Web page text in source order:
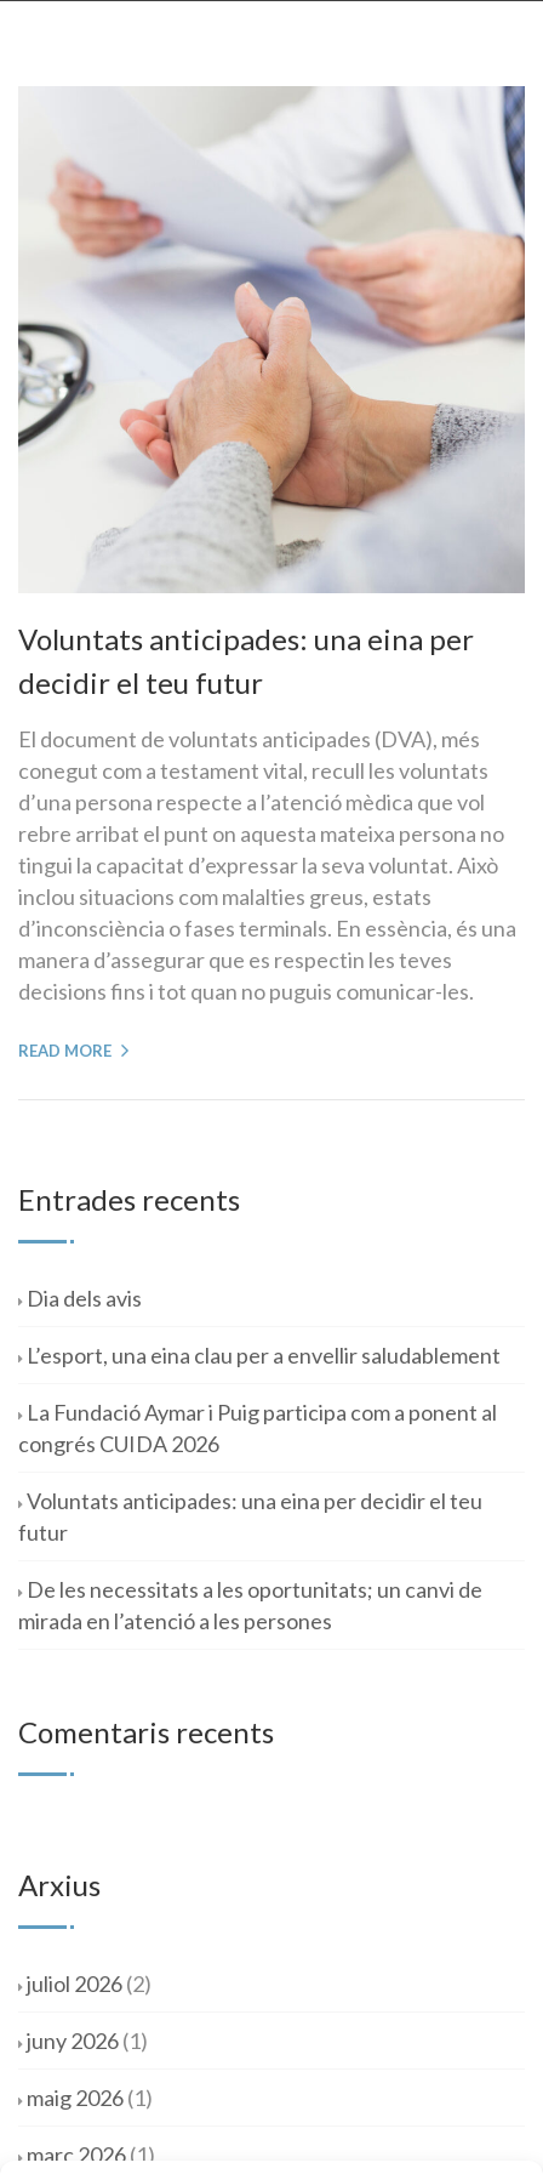
Voluntats anticipades: una eina per
decidir el teu futur
El document de voluntats anticipades (DVA), més
conegut com a testament vital, recull les voluntats
d’una persona respecte a l’atenció mèdica que vol
rebre arribat el punt on aquesta mateixa persona no
tingui la capacitat d’expressar la seva voluntat. Això
inclou situacions com malalties greus, estats
d’inconsciència o fases terminals. En essència, és una
manera d’assegurar que es respectin les teves
decisions fins i tot quan no puguis comunicar-les.
READ MORE
Entrades recents
Dia dels avis
L’esport, una eina clau per a envellir saludablement
La Fundació Aymar i Puig participa com a ponent al
congrés CUIDA 2026
Voluntats anticipades: una eina per decidir el teu
futur
De les necessitats a les oportunitats; un canvi de
mirada en l’atenció a les persones
Comentaris recents
Arxius
juliol 2026(2)
juny 2026(1)
maig 2026(1)
març 2026(1)